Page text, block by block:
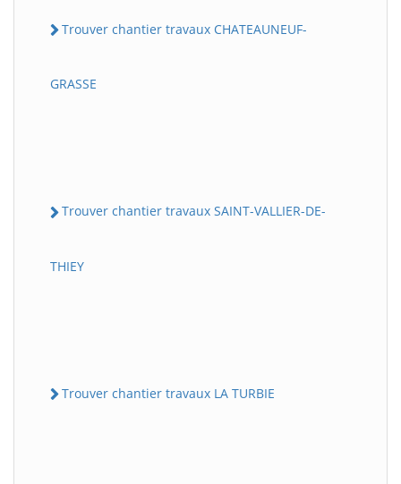
Trouver chantier travaux CHATEAUNEUF-
GRASSE
Trouver chantier travaux SAINT-VALLIER-DE-
THIEY
Trouver chantier travaux LA TURBIE